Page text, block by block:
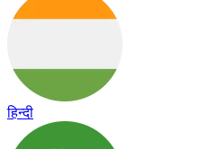
हिन्दी